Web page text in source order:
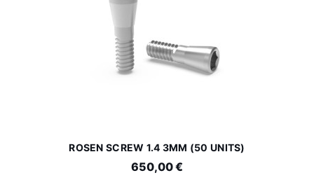
ROSEN SCREW 1.4 3MM (50 UNITS)
650,00 €